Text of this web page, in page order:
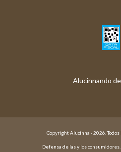
Copyright Alucinna - 2026.
Defensa de las y los